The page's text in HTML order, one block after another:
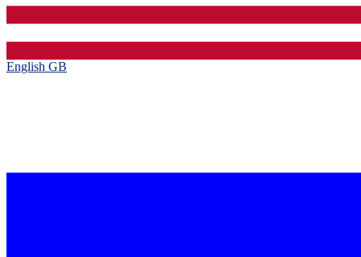
English GB‎